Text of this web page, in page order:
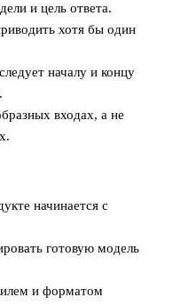
и цель ответа.
хотя бы один
началу и концу
входах, а не
начинается с
готовую модель
и форматом